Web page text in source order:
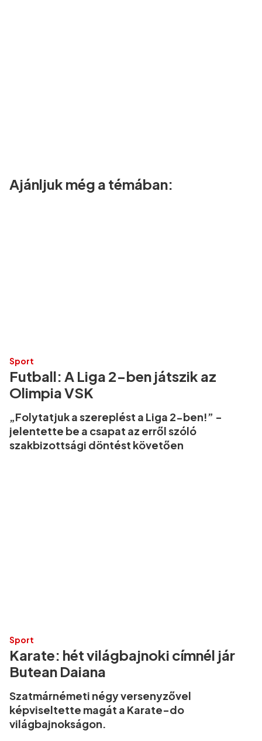
Ajánljuk még a témában:
Sport
Futball: A Liga 2-ben játszik az
Olimpia VSK
„Folytatjuk a szereplést a Liga 2-ben!” -
jelentette be a csapat az erről szóló
szakbizottsági döntést követően
Sport
Karate: hét világbajnoki címnél jár
Butean Daiana
Szatmárnémeti négy versenyzővel
képviseltette magát a Karate-do
világbajnokságon.